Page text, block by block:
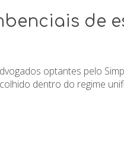
de
optantes pelo
dentro do regime